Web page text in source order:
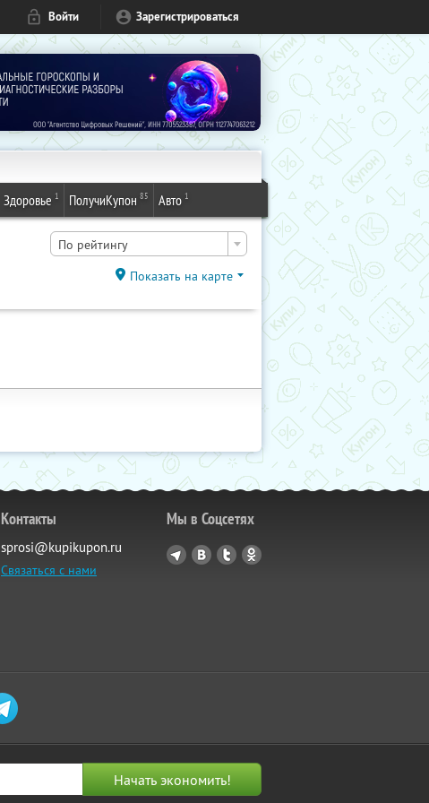
Войти Зарегистрироваться
Здоровье 1 ПолучиКупон 85 Авто 1
По рейтингу
Показать на карте
Контакты
sprosi@kupikupon.ru
Связаться с нами
Мы в Соцсетях